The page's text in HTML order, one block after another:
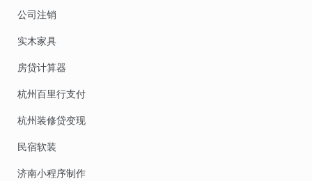
公司注销
实木家具
房贷计算器
杭州百里行支付
杭州装修贷变现
民宿软装
济南小程序制作